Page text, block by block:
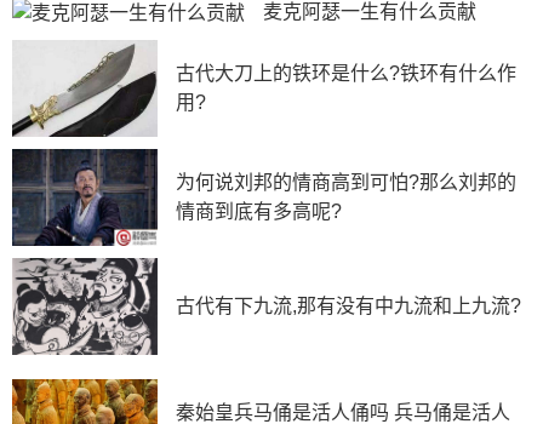
麦克阿瑟一生有什么贡献
古代大刀上的铁环是什么?铁环有什么作
用?
为何说刘邦的情商高到可怕?那么刘邦的
情商到底有多高呢?
古代有下九流,那有没有中九流和上九流?
秦始皇兵马俑是活人俑吗 兵马俑是活人